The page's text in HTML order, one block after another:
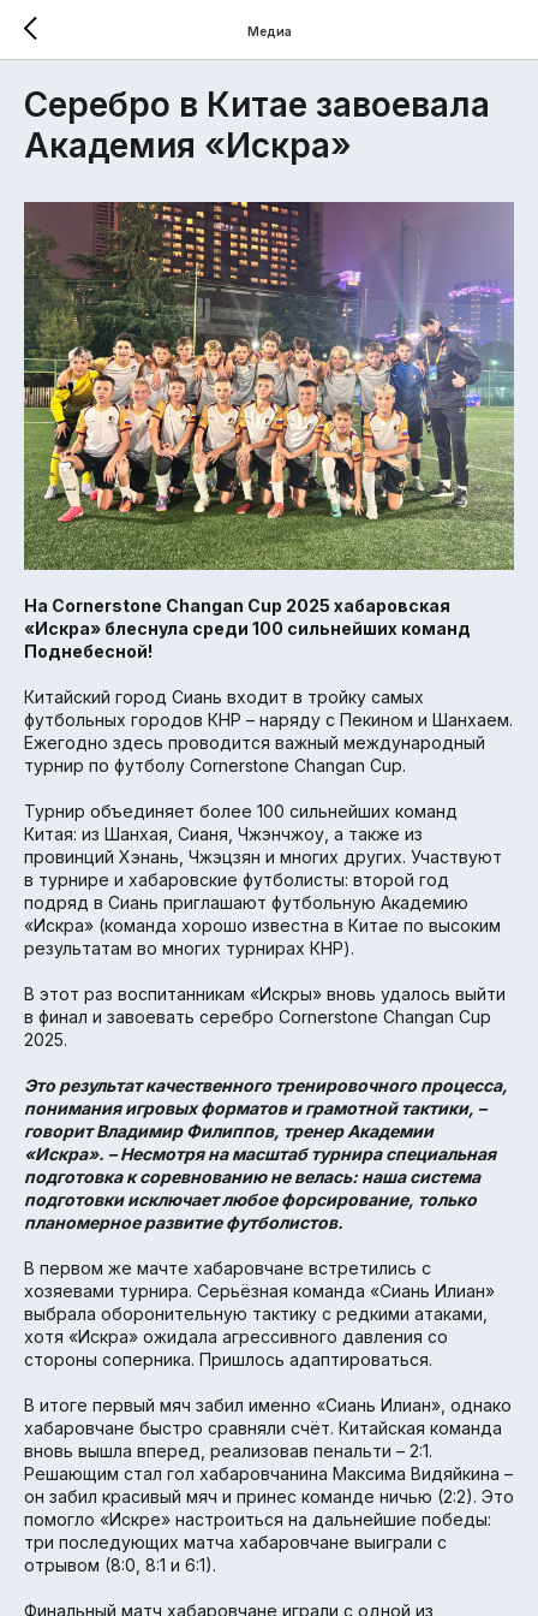
Медиа
Серебро в Китае завоевала
Академия «Искра»
На Cornerstone Changan Cup 2025 хабаровская
«Искра» блеснула среди 100 сильнейших команд
Поднебесной!
Китайский город Сиань входит в тройку самых
футбольных городов КНР – наряду с Пекином и Шанхаем.
Ежегодно здесь проводится важный международный
турнир по футболу Cornerstone Changan Cup.
Турнир объединяет более 100 сильнейших команд
Китая: из Шанхая, Сианя, Чжэнчжоу, а также из
провинций Хэнань, Чжэцзян и многих других. Участвуют
в турнире и хабаровские футболисты: второй год
подряд в Сиань приглашают футбольную Академию
«Искра» (команда хорошо известна в Китае по высоким
результатам во многих турнирах КНР).
В этот раз воспитанникам «Искры» вновь удалось выйти
в финал и завоевать серебро Cornerstone Changan Cup
2025.
Это результат качественного тренировочного процесса,
понимания игровых форматов и грамотной тактики, –
говорит Владимир Филиппов, тренер Академии
«Искра». – Несмотря на масштаб турнира специальная
подготовка к соревнованию не велась: наша система
подготовки исключает любое форсирование, только
планомерное развитие футболистов.
В первом же мачте хабаровчане встретились с
хозяевами турнира. Серьёзная команда «Сиань Илиан»
выбрала оборонительную тактику с редкими атаками,
хотя «Искра» ожидала агрессивного давления со
стороны соперника. Пришлось адаптироваться.
В итоге первый мяч забил именно «Сиань Илиан», однако
хабаровчане быстро сравняли счёт. Китайская команда
вновь вышла вперед, реализовав пенальти – 2:1.
Решающим стал гол хабаровчанина Максима Видяйкина –
он забил красивый мяч и принес команде ничью (2:2). Это
помогло «Искре» настроиться на дальнейшие победы:
три последующих матча хабаровчане выиграли с
отрывом (8:0, 8:1 и 6:1).
Финальный матч хабаровчане играли с одной из